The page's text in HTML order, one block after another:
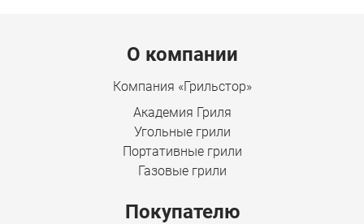
Menu footerО компании
Компания «Грильстор»
Академия Гриля
Угольные грили
Портативные грили
Газовые грили
Покупателю